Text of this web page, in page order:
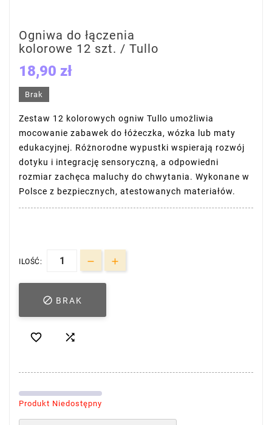
Ogniwa do łączenia
kolorowe 12 szt. / Tullo
18,90 zł
Brak
Zestaw 12 kolorowych ogniw Tullo umożliwia
mocowanie zabawek do łóżeczka, wózka lub maty
edukacyjnej. Różnorodne wypustki wspierają rozwój
dotyku i integrację sensoryczną, a odpowiedni
rozmiar zachęca maluchy do chwytania. Wykonane w
Polsce z bezpiecznych, atestowanych materiałów.
ILOŚĆ:
 BRAK
 
Produkt Niedostępny